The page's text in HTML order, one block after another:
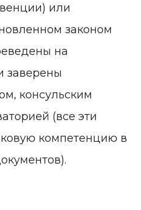
или
законом
на
заверены
консульским
(все эти
компетенцию в